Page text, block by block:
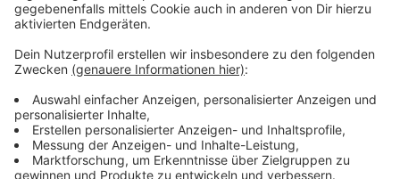
einheitliches Zwangsgeld androhe, sei nicht
rechtmäßig.
Gegen das Urteil ist Beschwerde beim
Veröffentlicht:Montag, 21.09.2020 16:47
Anzeige